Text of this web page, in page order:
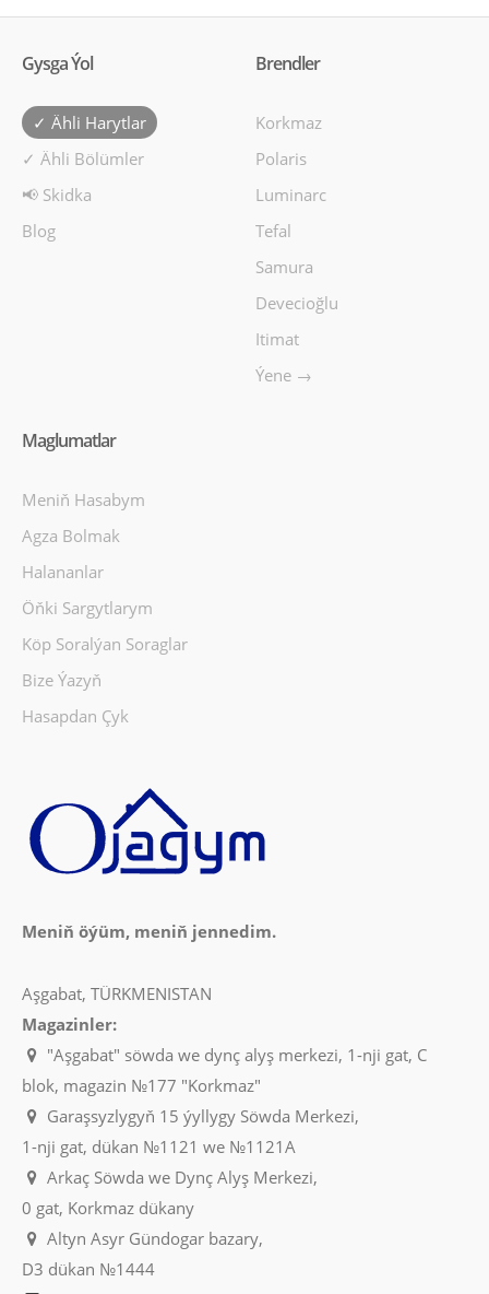
Gysga Ýol
✓ Ähli Harytlar
✓ Ähli Bölümler
📢 Skidka
Blog
Brendler
Korkmaz
Polaris
Luminarc
Tefal
Samura
Devecioğlu
Itimat
Ýene →
Maglumatlar
Meniň Hasabym
Agza Bolmak
Halananlar
Öňki Sargytlarym
Köp Soralýan Soraglar
Bize Ýazyň
Hasapdan Çyk
Meniň öýüm, meniň jennedim.
Aşgabat, TÜRKMENISTAN
Magazinler:
"Aşgabat" söwda we dynç alyş merkezi, 1-nji gat, C
blok, magazin №177 "Korkmaz"
Garaşsyzlygyň 15 ýyllygy Söwda Merkezi,
1-nji gat, dükan №1121 we №1121A
Arkaç Söwda we Dynç Alyş Merkezi,
0 gat, Korkmaz dükany
Altyn Asyr Gündogar bazary,
D3 dükan №1444